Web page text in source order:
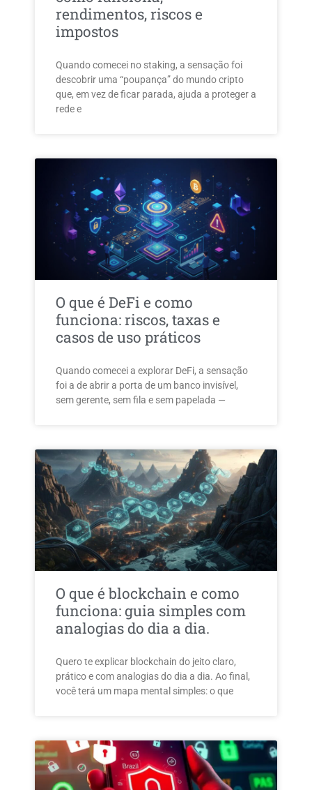
rendimentos, riscos e
impostos
Quando comecei no staking, a sensação foi
descobrir uma “poupança” do mundo cripto
que, em vez de ficar parada, ajuda a proteger a
rede e
O que é DeFi e como
funciona: riscos, taxas e
casos de uso práticos
Quando comecei a explorar DeFi, a sensação
foi a de abrir a porta de um banco invisível,
sem gerente, sem fila e sem papelada —
O que é blockchain e como
funciona: guia simples com
analogias do dia a dia.
Quero te explicar blockchain do jeito claro,
prático e com analogias do dia a dia. Ao final,
você terá um mapa mental simples: o que